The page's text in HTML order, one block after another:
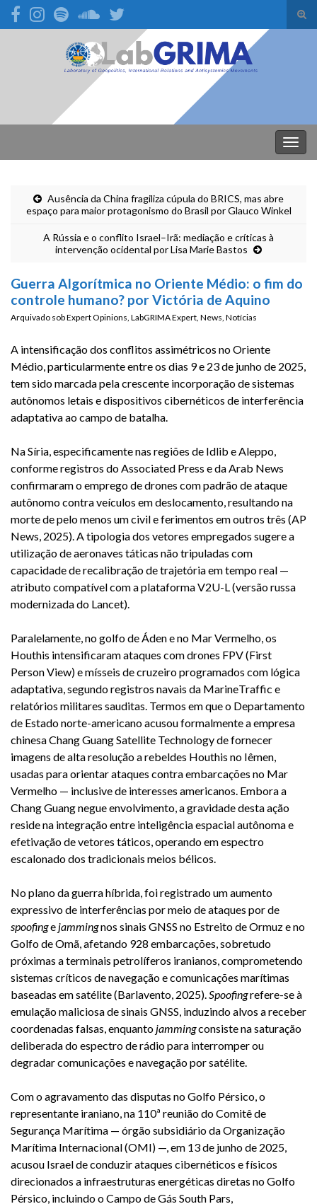
Search for:
Ausência da China fragiliza cúpula do BRICS, mas abre
espaço para maior protagonismo do Brasil por Glauco Winkel
A Rússia e o conflito Israel–Irã: mediação e críticas à
intervenção ocidental por Lisa Marie Bastos
Guerra Algorítmica no Oriente Médio: o fim do
controle humano? por Victória de Aquino
Arquivado sobExpert Opinions, LabGRIMA Expert, News, Notícias
A intensificação dos conflitos assimétricos no Oriente
Médio, particularmente entre os dias 9 e 23 de junho de 2025,
tem sido marcada pela crescente incorporação de sistemas
autônomos letais e dispositivos cibernéticos de interferência
adaptativa ao campo de batalha.
Na Síria, especificamente nas regiões de Idlib e Aleppo,
conforme registros do Associated Press e da Arab News
confirmaram o emprego de drones com padrão de ataque
autônomo contra veículos em deslocamento, resultando na
morte de pelo menos um civil e ferimentos em outros três (AP
News, 2025). A tipologia dos vetores empregados sugere a
utilização de aeronaves táticas não tripuladas com
capacidade de recalibração de trajetória em tempo real —
atributo compatível com a plataforma V2U-L (versão russa
modernizada do Lancet).
Paralelamente, no golfo de Áden e no Mar Vermelho, os
Houthis intensificaram ataques com drones FPV (First
Person View) e mísseis de cruzeiro programados com lógica
adaptativa, segundo registros navais da MarineTraffic e
relatórios militares sauditas. Termos em que o Departamento
de Estado norte-americano acusou formalmente a empresa
chinesa Chang Guang Satellite Technology de fornecer
imagens de alta resolução a rebeldes Houthis no Iêmen,
usadas para orientar ataques contra embarcações no Mar
Vermelho — inclusive de interesses americanos. Embora a
Chang Guang negue envolvimento, a gravidade desta ação
reside na integração entre inteligência espacial autônoma e
efetivação de vetores táticos, operando em espectro
escalonado dos tradicionais meios bélicos.
No plano da guerra híbrida, foi registrado um aumento
expressivo de interferências por meio de ataques por de
spoofinge jammingnos sinais GNSS no Estreito de Ormuz e no
Golfo de Omã, afetando 928 embarcações, sobretudo
próximas a terminais petrolíferos iranianos, comprometendo
sistemas críticos de navegação e comunicações marítimas
baseadas em satélite (Barlavento, 2025).Spoofingrefere-se à
emulação maliciosa de sinais GNSS, induzindo alvos a receber
coordenadas falsas, enquanto jammingconsiste na saturação
deliberada do espectro de rádio para interromper ou
degradar comunicações e navegação por satélite.
Com o agravamento das disputas no Golfo Pérsico, o
representante iraniano, na 110ª reunião do Comitê de
Segurança Marítima — órgão subsidiário da Organização
Marítima Internacional (OMI) —, em 13 de junho de 2025,
acusou Israel de conduzir ataques cibernéticos e físicos
direcionados a infraestruturas energéticas diretas no Golfo
Pérsico, incluindo o Campo de Gás South Pars,